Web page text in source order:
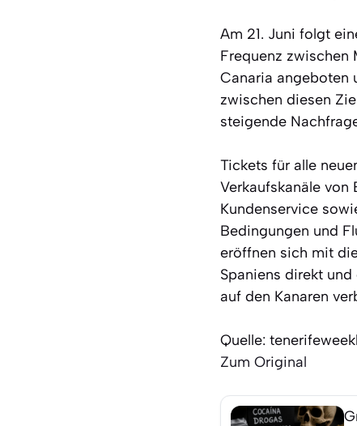
Am 21. Juni folgt
Frequenz zwischen
Canaria angeboten
zwischen diesen
steigende
Tickets für alle
Verkaufskanäle
Kundenservice
Bedingungen und
eröffnen sich mit
Spaniens direkt
auf den Kanaren
Quelle:
Zum Original